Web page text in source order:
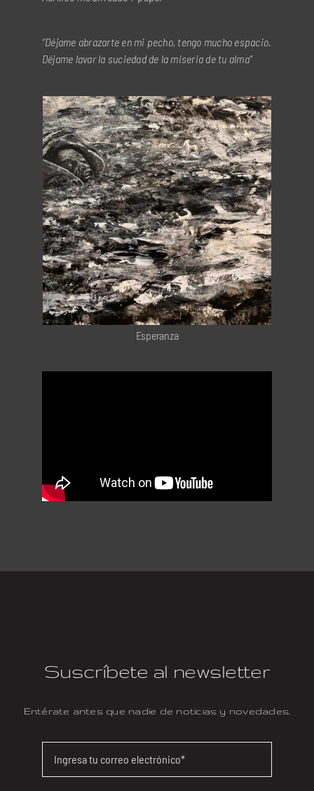
“Déjame abrazarte en mi pecho, tengo mucho espacio.
Déjame lavar la suciedad de la miseria de tu alma”
Esperanza
Suscríbete al newsletter
Entérate antes que nadie de noticias y novedades.